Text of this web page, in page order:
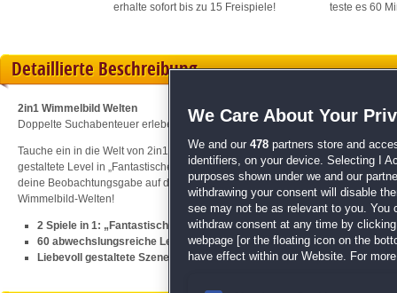
erhalte sofort bis zu 15 Freispiele!
teste es 60
Detaillierte Beschreibung
2in1 Wimmelbild Welten
Doppelte Suchabenteuer erleben
Tauche ein in die Welt von 2in1 Wimmelbild Welten und erlebe gleich zwei
gestaltete Level in „Fantastische Wimmelbild Welten“ und „Düstere
deine Beobachtungsgabe auf die Probe. Begib dich jetzt auf die Suche und
Wimmelbild-Welten!
2 Spiele in 1: „Fantastische Wimmelbild Welten“ und „Düstere
60 abwechslungsreiche Level mit zahlreichen versteckten Objekten
Liebevoll gestaltete Szenen für stundenlangen Such- und Rätselspaß
We Care About Your
We and our 478 partners store and
identifiers, on your device. Selecting I
purposes shown under we and our
withdrawing your consent will disable
see may not be as relevant to you. You
withdraw consent at any time by
webpage [or the floating icon on the
have effect within our Website. For